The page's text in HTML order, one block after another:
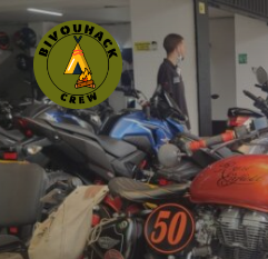
Aller
au
contenu